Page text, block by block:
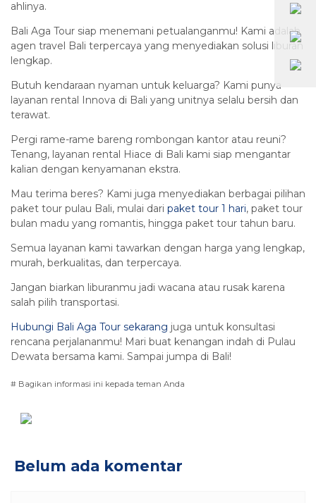
ahlinya.
Bali Aga Tour siap menemani petualanganmu! Kami adalah
agen travel Bali terpercaya yang menyediakan solusi liburan
lengkap.
Butuh kendaraan nyaman untuk keluarga? Kami punya
layanan rental Innova di Bali yang unitnya selalu bersih dan
terawat.
Pergi rame-rame bareng rombongan kantor atau reuni?
Tenang, layanan rental Hiace di Bali kami siap mengantar
kalian dengan kenyamanan ekstra.
Mau terima beres? Kami juga menyediakan berbagai pilihan
paket tour pulau Bali, mulai dari paket tour 1 hari, paket tour
bulan madu yang romantis, hingga paket tour tahun baru.
Semua layanan kami tawarkan dengan harga yang lengkap,
murah, berkualitas, dan terpercaya.
Jangan biarkan liburanmu jadi wacana atau rusak karena
salah pilih transportasi.
Hubungi Bali Aga Tour sekarang juga untuk konsultasi
rencana perjalananmu! Mari buat kenangan indah di Pulau
Dewata bersama kami. Sampai jumpa di Bali!
# Bagikan informasi ini kepada teman Anda
Belum ada komentar